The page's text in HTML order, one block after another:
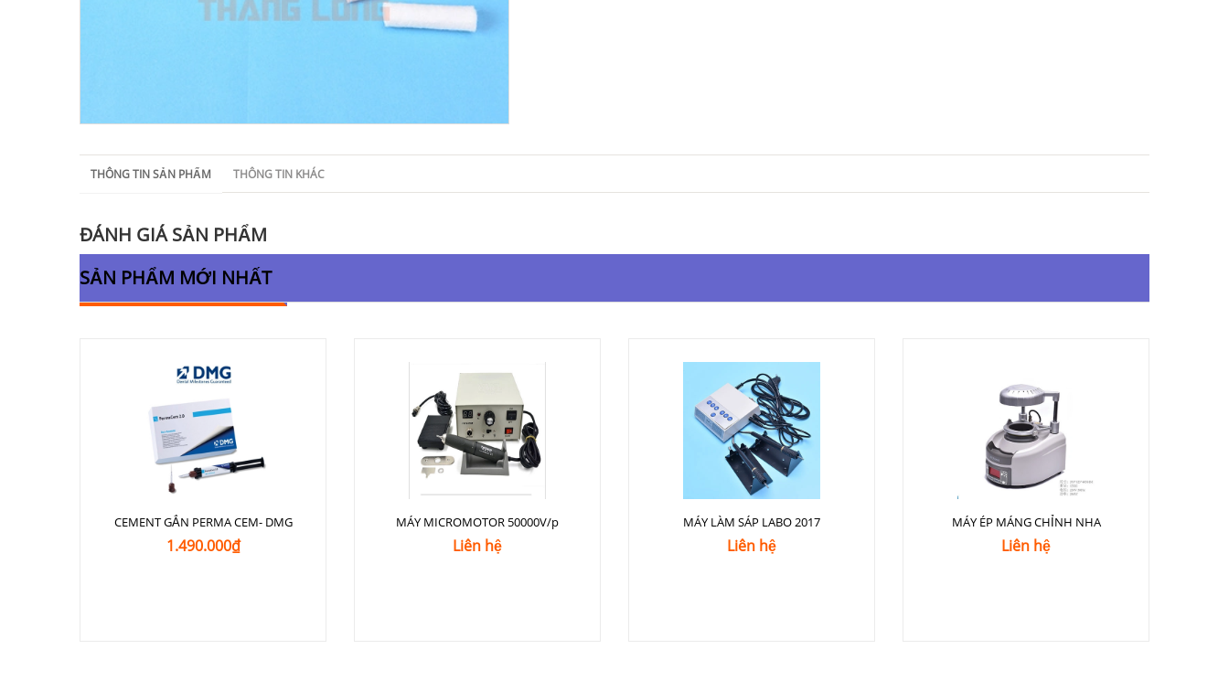
THÔNG TIN SẢN PHẨM THÔNG TIN KHÁC
ĐÁNH GIÁ SẢN PHẨM
SẢN PHẨM MỚI NHẤT
CEMENT GẮN PERMA CEM- DMG
1.490.000₫
MÁY MICROMOTOR 50000V/p
Liên hệ
MÁY LÀM SÁP LABO 2017
Liên hệ
MÁY ÉP MÁNG CHỈNH NHA
Liên hệ